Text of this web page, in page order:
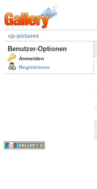
cp-pictures
Benutzer-Optionen
Anmelden
Registrieren